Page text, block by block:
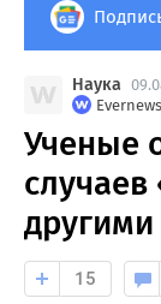
Наука
Evernews
Ученые
15